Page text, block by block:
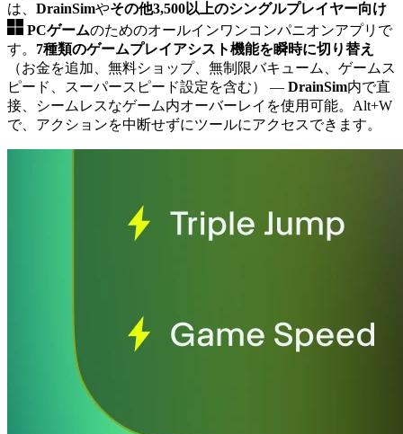
は、 DrainSimやその他3,500以上のシングルプレイヤー向け
PCゲームのためのオールインワンコンパニオンアプリで
す。 7種類のゲームプレイアシスト機能を瞬時に切り替え
（お金を追加、無料ショップ、無制限バキューム、ゲームス
ピード、スーパースピード設定を含む） — DrainSim内で直
接、シームレスなゲーム内オーバーレイを使用可能。Alt+W
で、アクションを中断せずにツールにアクセスできます。